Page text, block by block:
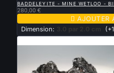
BADDELEYITE - MINE WETLOO -
280,00 €
 AJOUTER
Dimension: 3.0 par 2.0 cm